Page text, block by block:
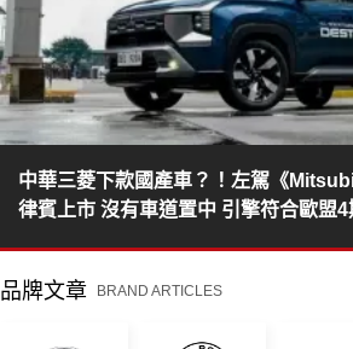
中華三菱下款國產車？！左駕《
律賓上市 沒有車道置中 引擎符合歐盟4
品牌文章 BRAND ARTICLES